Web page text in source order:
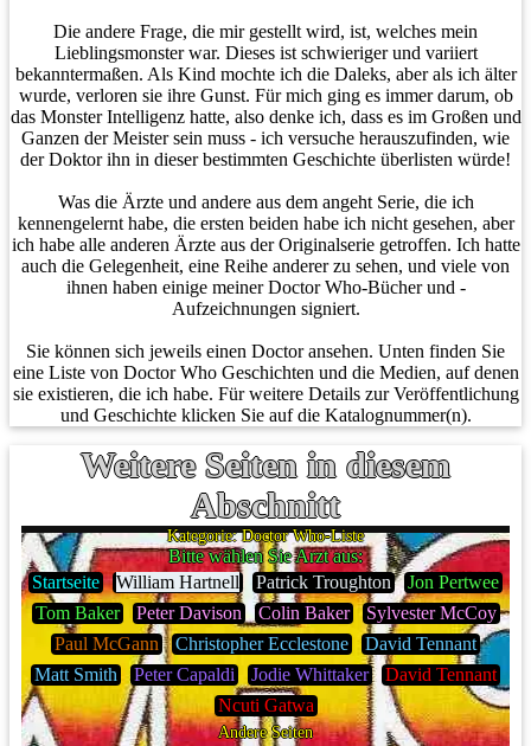
Die andere Frage, die mir gestellt wird, ist, welches mein
Lieblingsmonster war. Dieses ist schwieriger und variiert
bekanntermaßen. Als Kind mochte ich die Daleks, aber als ich älter
wurde, verloren sie ihre Gunst. Für mich ging es immer darum, ob
das Monster Intelligenz hatte, also denke ich, dass es im Großen und
Ganzen der Meister sein muss - ich versuche herauszufinden, wie
der Doktor ihn in dieser bestimmten Geschichte überlisten würde!
Was die Ärzte und andere aus dem angeht Serie, die ich
kennengelernt habe, die ersten beiden habe ich nicht gesehen, aber
ich habe alle anderen Ärzte aus der Originalserie getroffen. Ich hatte
auch die Gelegenheit, eine Reihe anderer zu sehen, und viele von
ihnen haben einige meiner Doctor Who-Bücher und -
Aufzeichnungen signiert.
Sie können sich jeweils einen Doctor ansehen. Unten finden Sie
eine Liste von Doctor Who Geschichten und die Medien, auf denen
sie existieren, die ich habe. Für weitere Details zur Veröffentlichung
und Geschichte klicken Sie auf die Katalognummer(n).
Weitere Seiten in diesem
Abschnitt
Kategorie: Doctor Who-Liste
Bitte wählen Sie Arzt aus:
Startseite
William Hartnell Patrick Troughton
Jon Pertwee
Tom Baker
Peter Davison Colin Baker
Sylvester McCoy
Paul McGann
Christopher Ecclestone
David Tennant
Matt Smith
Peter Capaldi Jodie Whittaker
David Tennant
Ncuti Gatwa
Andere Seiten